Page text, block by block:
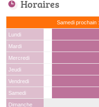
Horaires
Samedi prochain :
Lundi
Mardi
Mercredi
Jeudi
Vendredi
Samedi
Dimanche